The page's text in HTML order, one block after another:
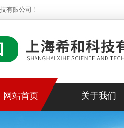
有限公司！
网站首页 关于我们